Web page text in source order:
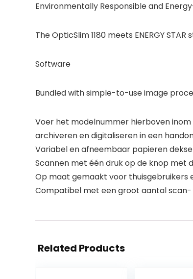
Environmentally Responsible and
The OpticSlim 1180 meets ENERGY
Software
Bundled with simple-to-use image
Voer het modelnummer hierboven
archiveren en digitaliseren in een
Variabel en afneembaar papieren
Scannen met één druk op de knop met
Op maat gemaakt voor thuisgebruikers
Compatibel met een groot aantal
Related Products